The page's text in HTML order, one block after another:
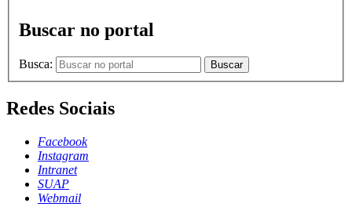
Buscar no portal
Busca: Buscar
Redes Sociais
Facebook
Instagram
Intranet
SUAP
Webmail